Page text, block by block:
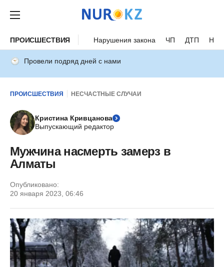
ПРОИСШЕСТВИЯ Нарушения закона ЧП ДТП
Провели подряд дней с нами
ПРОИСШЕСТВИЯ НЕСЧАСТНЫЕ СЛУЧАИ
Кристина Кривцанова
Выпускающий редактор
Мужчина насмерть замерз в
Алматы
Опубликовано:
20 января 2023, 06:46